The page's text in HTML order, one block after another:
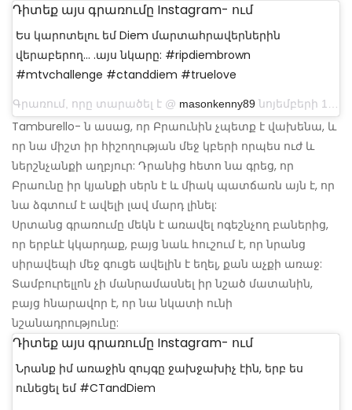
Դիտեք այս գրառումը Instagram- ում
Ես կարոտելու եմ Diem մարտահրավերներին
վերաբերող… .այս նկարը: #ripdiembrown
#mtvchallenge #ctanddiem #truelove
Գրառում, որը տարածել է @ masonkenny89 նոյեմբերի 15-ին, ժամը 11: 52-ին PST- ն
Tamburello- ն ասաց, որ Բրաունին չպետք է վախենա, և
որ նա միշտ իր հիշողության մեջ կբերի որպես ուժ և
ներշնչանքի աղբյուր: Դրանից հետո նա գրեց, որ
Բրաունը իր կյանքի սերն է և միակ պատճառն այն է, որ
նա ձգտում է ավելի լավ մարդ լինել:
Սրտանց գրառումը մեկն է առավել ոգեշնչող բաներից,
որ երբևէ կկարդաք, բայց նաև հուշում է, որ նրանց
սիրավեպի մեջ գուցե ավելին է եղել, քան աչքի առաջ:
Տամբուրելլոն չի մանրամասնել իր նշած մատանին,
բայց հնարավոր է, որ նա նկատի ունի
նշանադրությունը:
Դիտեք այս գրառումը Instagram- ում
Նրանք իմ առաջին զույգը ջախջախիչ էին, երբ ես
ունեցել եմ #CTandDiem